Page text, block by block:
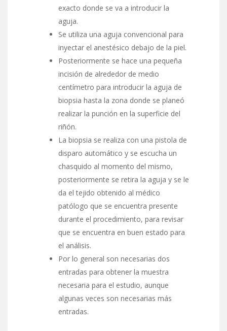
exacto donde se va a introducir la
aguja.
Se utiliza una aguja convencional para
inyectar el anestésico debajo de la piel.
Posteriormente se hace una pequeña
incisión de alrededor de medio
centímetro para introducir la aguja de
biopsia hasta la zona donde se planeó
realizar la punción en la superficie del
riñón.
La biopsia se realiza con una pistola de
disparo automático y se escucha un
chasquido al momento del mismo,
posteriormente se retira la aguja y se le
da el tejido obtenido al médico
patólogo que se encuentra presente
durante el procedimiento, para revisar
que se encuentra en buen estado para
el análisis.
Por lo general son necesarias dos
entradas para obtener la muestra
necesaria para el estudio, aunque
algunas veces son necesarias más
entradas.